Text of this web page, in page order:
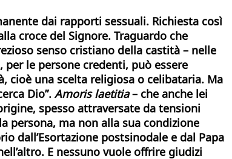
dai rapporti sessuali. Richiesta così
croce del Signore. Traguardo che
senso cristiano della castità – nelle
le persone credenti, può essere
cioè una scelta religiosa o celibataria. Ma
Dio”. Amoris laetitia – che anche lei
spesso attraversate da tensioni
persona, ma non alla sua condizione
dall’Esortazione postsinodale e dal Papa
E nessuno vuole offrire giudizi